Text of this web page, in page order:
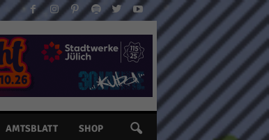
AMTSBLATT SHOP